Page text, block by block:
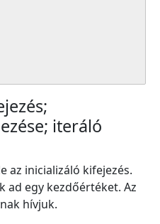
iteráló
az inicializáló kifejezés.
ad egy kezdőértéket. Az
hívjuk.